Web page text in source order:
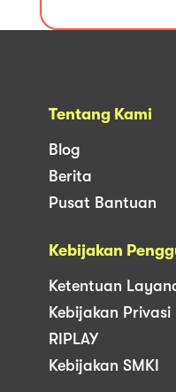
Tentang Kami
Blog
Berita
Pusat Bantuan
Kebijakan
Ketentuan
Kebijakan Privasi
RIPLAY
Kebijakan SMKI